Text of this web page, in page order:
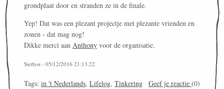
grondplaat door en stranden ze in de finale.
Yep! Dat was een plezant projectje met plezante vrienden en
zonen - dat mag nog!
Dikke merci aan Anthony voor de organisatie.
Steffest - 05/12/2016 21:13:22
Tags: in 't Nederlands, Lifelog, Tinkering Geef je reactie (0)